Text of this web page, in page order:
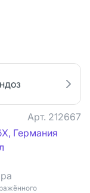
Арт. 212667
Германия